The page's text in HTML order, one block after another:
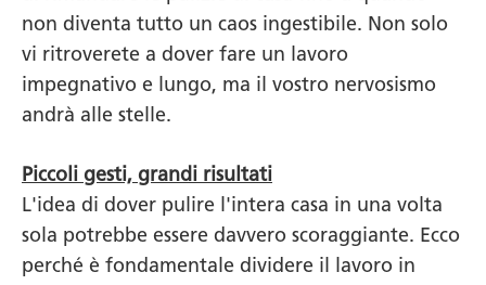
non diventa tutto un caos ingestibile. Non solo
vi ritroverete a dover fare un lavoro
impegnativo e lungo, ma il vostro nervosismo
andrà alle stelle.
Piccoli gesti, grandi risultati
L'idea di dover pulire l'intera casa in una volta
sola potrebbe essere davvero scoraggiante. Ecco
perché è fondamentale dividere il lavoro in